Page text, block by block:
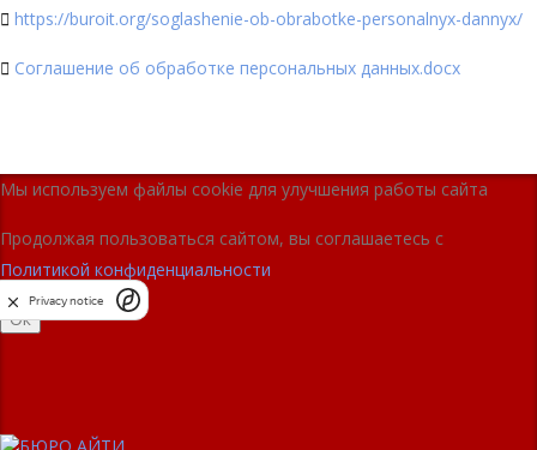
 https://buroit.org/soglashenie-ob-obrabotke-personalnyx-dannyx/
 Соглашение об обработке персональных данных.docx
Мы используем файлы cookie для улучшения работы сайта
Продолжая пользоваться сайтом, вы соглашаетесь с
Политикой конфиденциальности
Ок
Privacy notice